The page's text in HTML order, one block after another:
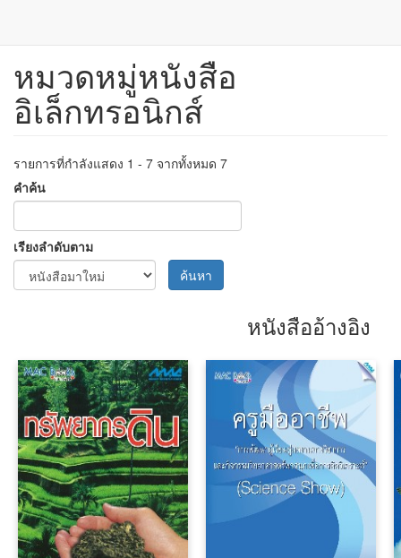
ข้าม
เนื้อหา
หมวดหมู่หนังสือ
อิเล็กทรอนิกส์
รายการที่กำลังแสดง 1 - 7 จากทั้งหมด 7
คำค้น
เรียงลำดับตาม
ค้นหา
หนังสืออ้างอิง